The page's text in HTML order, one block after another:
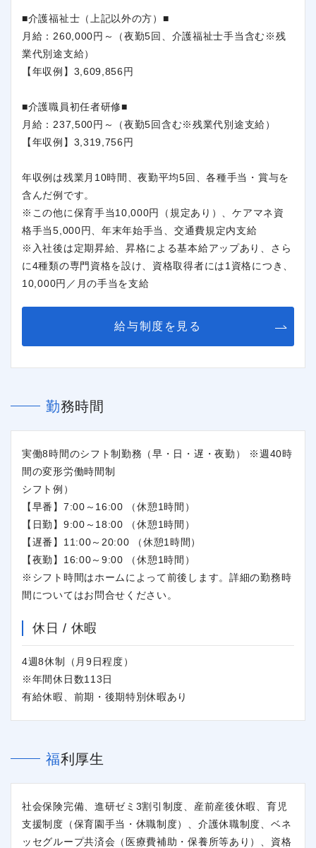
■介護福祉士（上記以外の方）■
月給：260,000円～（夜勤5回、介護福祉士手当含む※残
業代別途支給）
【年収例】3,609,856円
■介護職員初任者研修■
月給：237,500円～（夜勤5回含む※残業代別途支給）
【年収例】3,319,756円
年収例は残業月10時間、夜勤平均5回、各種手当・賞与を
含んだ例です。
※この他に保育手当10,000円（規定あり）、ケアマネ資
格手当5,000円、年末年始手当、交通費規定内支給
※入社後は定期昇給、昇格による基本給アップあり、さら
に4種類の専門資格を設け、資格取得者には1資格につき、
10,000円／月の手当を支給
給与制度を見る
勤務時間
実働8時間のシフト制勤務（早・日・遅・夜勤） ※週40時
間の変形労働時間制
シフト例）
【早番】7:00～16:00 （休憩1時間）
【日勤】9:00～18:00 （休憩1時間）
【遅番】11:00～20:00 （休憩1時間）
【夜勤】16:00～9:00 （休憩1時間）
※シフト時間はホームによって前後します。詳細の勤務時
間についてはお問合せください。
休日 / 休暇
4週8休制（月9日程度）
※年間休日数113日
有給休暇、前期・後期特別休暇あり
福利厚生
社会保険完備、進研ゼミ3割引制度、産前産後休暇、育児
支援制度（保育園手当・休職制度）、介護休職制度、ベネ
ッセグループ共済会（医療費補助・保養所等あり）、資格